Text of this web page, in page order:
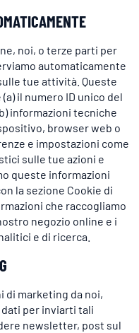
noi, o terze parti per
automaticamente
tue attività. Queste
il numero ID unico del
informazioni tecniche
browser web o
e impostazioni come
sulle tue azioni e
queste informazioni
la sezione Cookie di
che raccogliamo
negozio online e i
e di ricerca.
di marketing da noi,
per inviarti tali
newsletter, post sul